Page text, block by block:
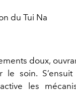
du Tui Na
doux,
soin.
les